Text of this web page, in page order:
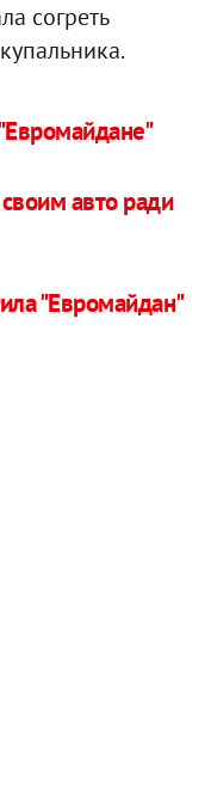
согреть
авто ради
"Евромайдан"